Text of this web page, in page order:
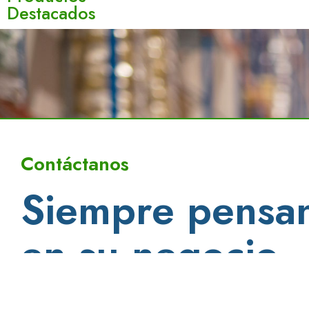
Destacados
Contáctanos
Siempre
en su negocio